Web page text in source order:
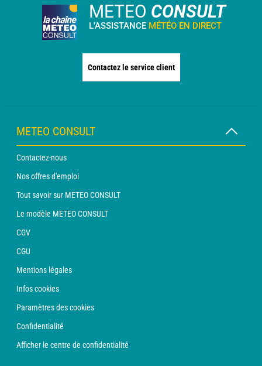
METEO CONSULT
L'ASSISTANCE MÉTÉO EN DIRECT
Contactez le service client
METEO CONSULT
Contactez-nous
Nos offres d'emploi
Tout savoir sur METEO CONSULT
Le modèle METEO CONSULT
CGV
CGU
Mentions légales
Infos cookies
Paramètres des cookies
Confidentialité
Afficher le centre de confidentialité